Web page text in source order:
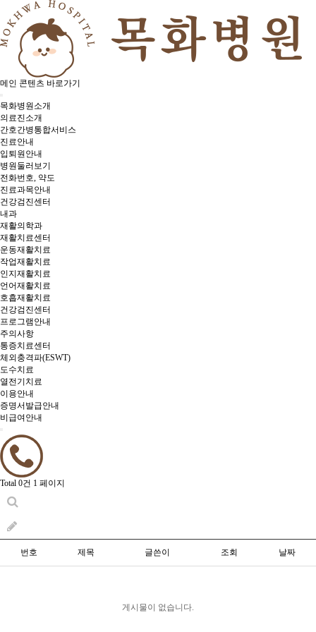
메인 콘텐츠 바로가기
목화병원소개
의료진소개
간호간병통합서비스
진료안내
입퇴원안내
병원둘러보기
전화번호, 약도
진료과목안내
건강검진센터
내과
재활의학과
재활치료센터
운동재활치료
작업재활치료
인지재활치료
언어재활치료
호흡재활치료
건강검진센터
프로그램안내
주의사항
통증치료센터
체외충격파(ESWT)
도수치료
열전기치료
이용안내
증명서발급안내
비급여안내
Total 0건 1 페이지
번호 제목 글쓴이 조회 날짜
게시물이 없습니다.